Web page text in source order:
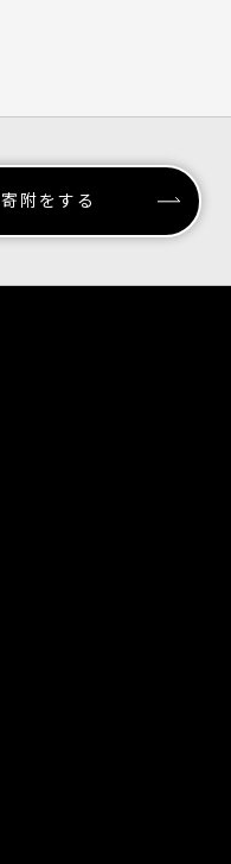
寄附をする